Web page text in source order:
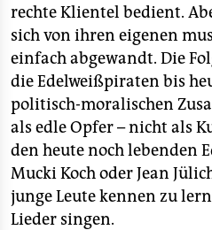
rechte Klientel bedient.
sich von ihren eigenen
einfach abgewandt. Die
die Edelweißpiraten bis
politisch-moralischen
als edle Opfer – nicht als
den heute noch lebenden
Mucki Koch oder Jean
junge Leute kennen zu
Lieder singen.